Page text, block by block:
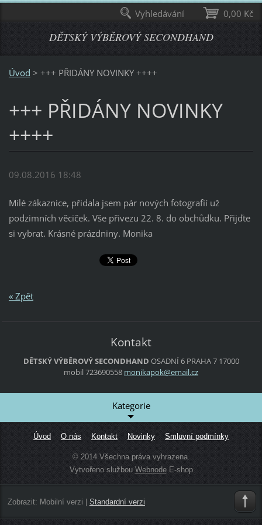
DĚTSKÝ VÝBĚROVÝ SECONDHAND
Úvod > +++ PŘIDÁNY NOVINKY ++++
+++ PŘIDÁNY NOVINKY
++++
09.08.2016 18:48
Milé zákaznice, přidala jsem pár nových fotografií už
podzimních věciček. Vše přivezu 22. 8. do obchůdku. Přijďte
si vybrat. Krásné prázdniny. Monika
« Zpět
Kontakt
DĚTSKÝ VÝBĚROVÝ SECONDHAND OSADNÍ 6PRAHA 717000
mobil 723690558 monikapok@email.cz
Kategorie
Úvod O nás Kontakt Novinky Smluvní podmínky
© 2014 Všechna práva vyhrazena.
Vytvořeno službouWebnodeE-shop
Zobrazit: Mobilní verzi Standardní verzi
0,00 Kč
Vyhledávání